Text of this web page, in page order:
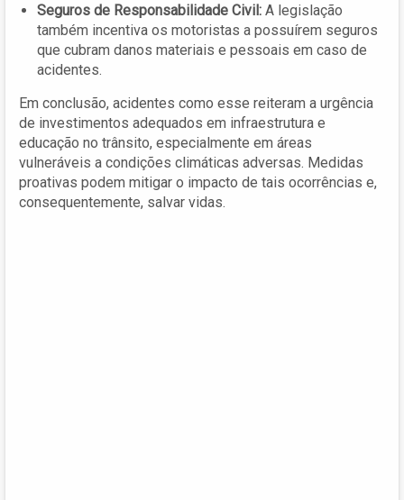
Seguros de Responsabilidade Civil: A legislação
também incentiva os motoristas a possuírem seguros
que cubram danos materiais e pessoais em caso de
acidentes.
Em conclusão, acidentes como esse reiteram a urgência
de investimentos adequados em infraestrutura e
educação no trânsito, especialmente em áreas
vulneráveis a condições climáticas adversas. Medidas
proativas podem mitigar o impacto de tais ocorrências e,
consequentemente, salvar vidas.